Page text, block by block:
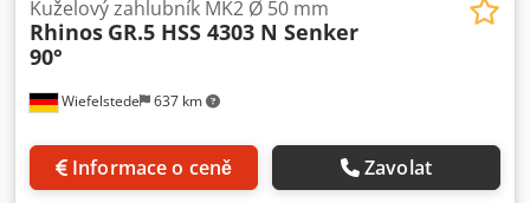
Wiefelstede 637 km
Kuželový zahlubník MK2 Ø 50 mm
Rhinos GR.5 HSS 4303 N Senker
90°
Informace o ceně Zavolat